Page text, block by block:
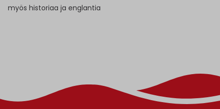
myös historiaa ja englantia